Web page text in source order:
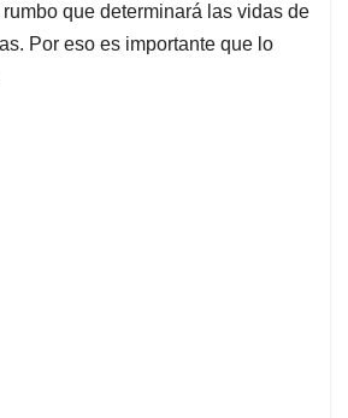
que determinará las vidas de
Por eso es importante que lo